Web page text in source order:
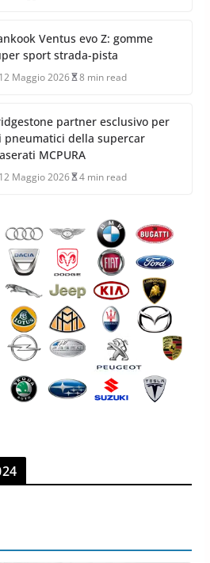
Ventus evo Z: gomme
sport strada-pista
12 Maggio 2026 8 min read
partner esclusivo per
pneumatici della supercar
MCPURA
12 Maggio 2026 4 min read